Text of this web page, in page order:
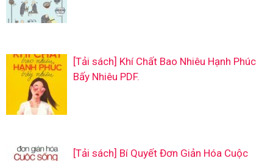
[Tải sách] Khí Chất Bao Nhiêu Hạnh Phúc
Bấy Nhiêu PDF.
[Tải sách] Bí Quyết Đơn Giản Hóa Cuộc